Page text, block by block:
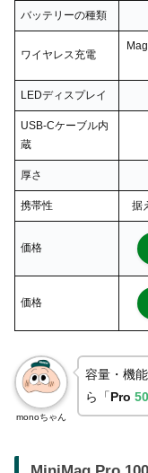
バッテリーの種類
ワイヤレス充電
LEDディスプレイ
USB-Cケーブル内
蔵
厚さ
携帯性 据
価格
価格
monoちゃん
容量・機
ら「Pro